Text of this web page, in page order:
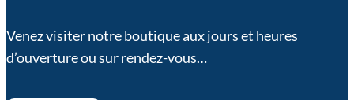
Venez visiter notre boutique aux jours et heures
d’ouverture ou sur rendez-vous…